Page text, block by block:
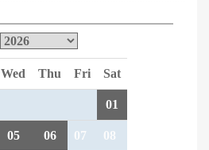
Wed Thu Fri Sat
01
05 06 07 08